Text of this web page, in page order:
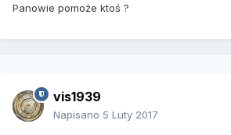
Panowie pomoże ktoś ?
vis1939
Napisano 5 Luty 2017